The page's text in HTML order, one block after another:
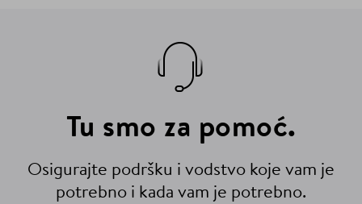
Tu smo za pomoć.
Osigurajte podršku i vodstvo koje vam je
potrebno i kada vam je potrebno.